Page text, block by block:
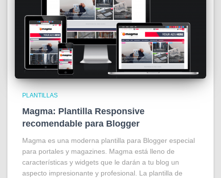
PLANTILLAS
Magma: Plantilla Responsive
recomendable para Blogger
Magma es una moderna plantilla para Blogger especial
para portales y magazines. Magma está lleno de
características y widgets que le darán a tu blog un
aspecto impresionante y profesional. La plantilla de